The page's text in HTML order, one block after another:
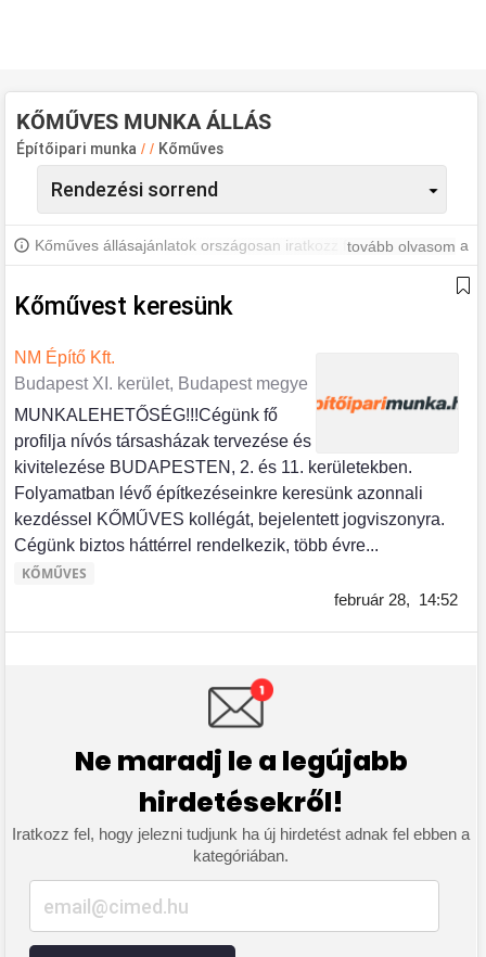
KŐMŰVES MUNKA ÁLLÁS
Építőipari munka // Kőműves
Kőműves állásajánlatok országosan iratkozz fel, hogy értesülj a
tovább olvasom
Kőművest keresünk
NM Építő Kft.
Budapest XI. kerület, Budapest megye
MUNKALEHETŐSÉG!!!Cégünk fő
profilja nívós társasházak tervezése és
kivitelezése BUDAPESTEN, 2. és 11. kerületekben.
Folyamatban lévő építkezéseinkre keresünk azonnali
kezdéssel KŐMŰVES kollégát, bejelentett jogviszonyra.
Cégünk biztos háttérrel rendelkezik, több évre...
KŐMŰVES
február 28, 14:52
Ne maradj le a legújabb
hirdetésekről!
Iratkozz fel, hogy jelezni tudjunk ha új hirdetést adnak fel ebben a
kategóriában.